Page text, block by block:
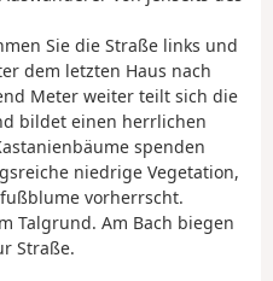
Sie die Straße links und
dem letzten Haus nach
Meter weiter teilt sich die
bildet einen herrlichen
spenden
niedrige Vegetation,
vorherrscht.
Talgrund. Am Bach biegen
Straße.